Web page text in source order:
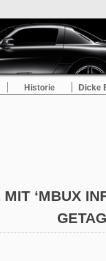
Historie Dicke
‘MBUX